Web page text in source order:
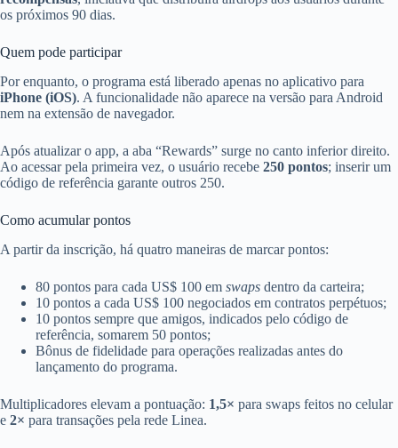
os próximos 90 dias.
Quem pode participar
Por enquanto, o programa está liberado apenas no aplicativo para
iPhone (iOS). A funcionalidade não aparece na versão para Android
nem na extensão de navegador.
Após atualizar o app, a aba “Rewards” surge no canto inferior direito.
Ao acessar pela primeira vez, o usuário recebe 250 pontos; inserir um
código de referência garante outros 250.
Como acumular pontos
A partir da inscrição, há quatro maneiras de marcar pontos:
80 pontos para cada US$ 100 em swaps dentro da carteira;
10 pontos a cada US$ 100 negociados em contratos perpétuos;
10 pontos sempre que amigos, indicados pelo código de
referência, somarem 50 pontos;
Bônus de fidelidade para operações realizadas antes do
lançamento do programa.
Multiplicadores elevam a pontuação: 1,5× para swaps feitos no celular
e 2× para transações pela rede Linea.